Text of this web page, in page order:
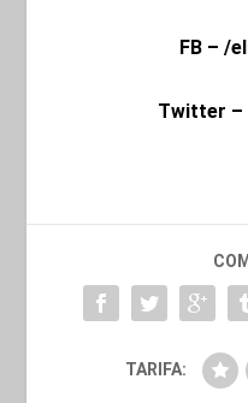
FB – /
Twitter –
TARIFA: